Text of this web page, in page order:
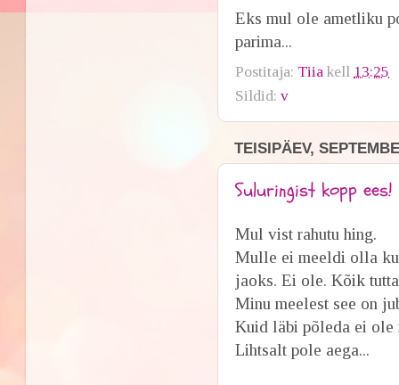
Eks mul ole ametliku
parima...
Postitaja: Tiia kell 13:25
Sildid:v
TEISIPÄEV,
Suluringist kopp ees!
Mul vist rahutu hing.
Mulle ei meeldi olla
jaoks. Ei ole. Kõik
Minu meelest see on
Kuid läbi põleda ei ole
Lihtsalt pole aega...